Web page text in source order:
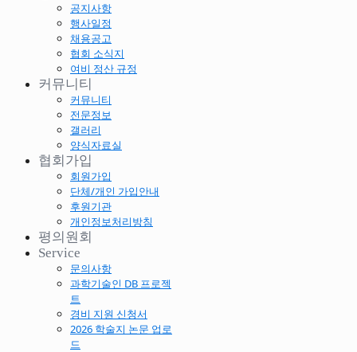
공지사항
행사일정
채용공고
협회 소식지
여비 정산 규정
커뮤니티
커뮤니티
전문정보
갤러리
양식자료실
협회가입
회원가입
단체/개인 가입안내
후원기관
개인정보처리방침
평의원회
Service
문의사항
과학기술인 DB 프로젝
트
경비 지원 신청서
2026 학술지 논문 업로
드